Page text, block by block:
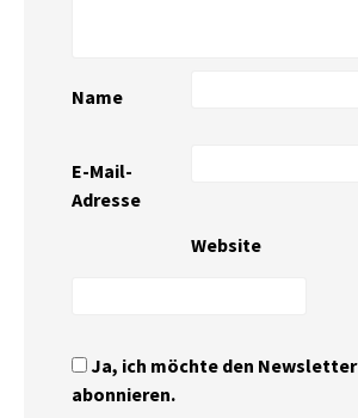
Name
E-Mail-
Adresse
Website
Ja, ich möchte den Newsletter
abonnieren.